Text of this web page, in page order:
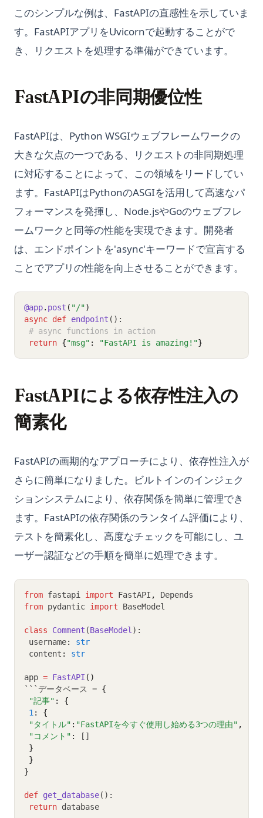
このシンプルな例は、FastAPIの直感性を示していま
す。FastAPIアプリをUvicornで起動することがで
き、リクエストを処理する準備ができています。
FastAPIの非同期優位性
FastAPIは、Python WSGIウェブフレームワークの
大きな欠点の一つである、リクエストの非同期処理
に対応することによって、この領域をリードしてい
ます。FastAPIはPythonのASGIを活用して高速なパ
フォーマンスを発揮し、Node.jsやGoのウェブフレ
ームワークと同等の性能を実現できます。開発者
は、エンドポイントを'async'キーワードで宣言する
ことでアプリの性能を向上させることができます。
@app. post ( "/")
async def endpoint ():
# async functions in action
return {"msg" : "FastAPI is amazing!"}
FastAPIによる依存性注入の
簡素化
FastAPIの画期的なアプローチにより、依存性注入が
さらに簡単になりました。ビルトインのインジェク
ションシステムにより、依存関係を簡単に管理でき
ます。FastAPIの依存関係のランタイム評価により、
テストを簡素化し、高度なチェックを可能にし、ユ
ーザー認証などの手順を簡単に処理できます。
from fastapi import FastAPI ,
Depends
from pydantic import BaseModel
class Comment (BaseModel ):
username:
str
content : str
app = FastAPI ()
```データベース = {
"記事" :
{
1 :
{
"タイトル" : "FastAPIを今すぐ使用し始める3つの理由" ,
"コメント" :
[]
}
}
}
def get_database():
return database